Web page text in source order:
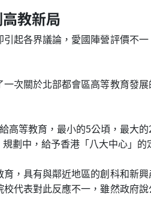
教新局
引起各界議論，愛國陣營評價不
次關於北部都會區高等教育發
高等教育，最小的5公頃，最大
劃中，給予香港「八大中心」
，具有與鄰近地區的創科和新
代表對此反應不一，雖然政府